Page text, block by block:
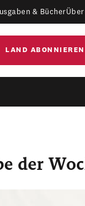
& Bücher
LAND ABONNIEREN
der